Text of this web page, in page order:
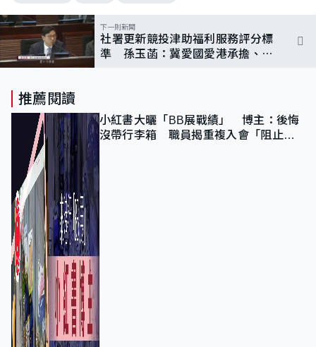
下一則新聞
社署更新競投津助福利服務評分標
準 孫玉菡：冀愛國愛港承擔、活
推薦閱讀
小紅書大曬「BB展戰績」 博主：後悔
沒帶行李箱 職員揭重複入會「阻止唔